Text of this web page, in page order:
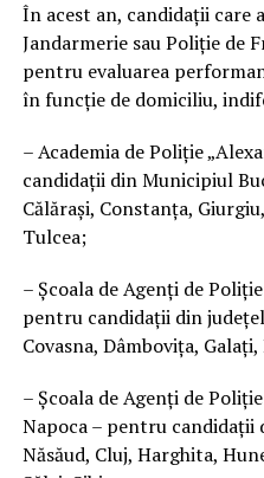
În acest an, candidații
Jandarmerie sau Poliție de
pentru evaluarea
în funcție de domiciliu,
– Academia de Poliție
candidații din Municipiul
Călărași, Constanța,
Tulcea;
– Școala de Agenți de
pentru candidații din
Covasna, Dâmbovița,
– Școala de Agenți de
Napoca – pentru
Năsăud, Cluj, Harghita,